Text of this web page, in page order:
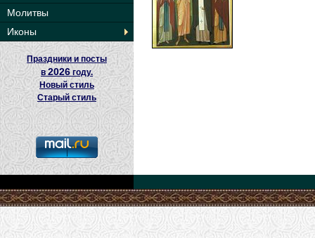
Молитвы
Иконы
Праздники и посты
в2026 году.
Новый стиль
Старый стиль